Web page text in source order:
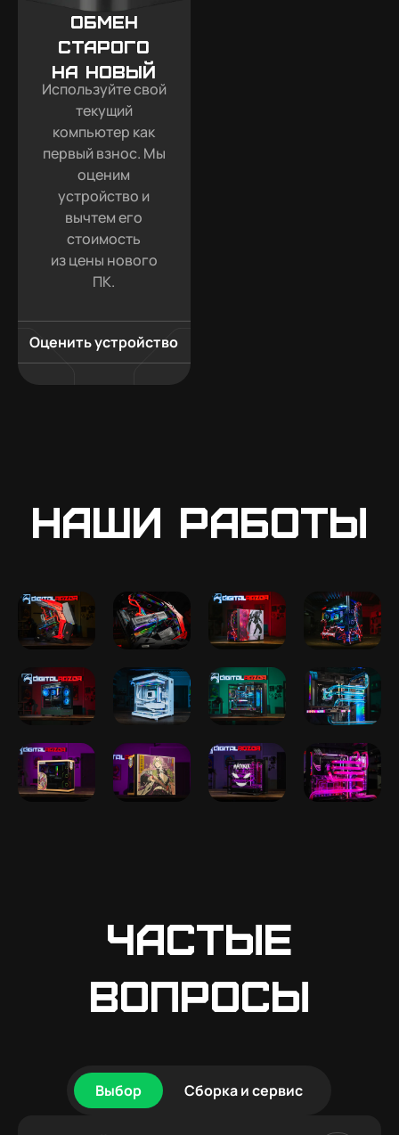
Обмен
старого
на новый
Используйте свой
текущий
компьютер как
первый взнос. Мы
оценим
устройство и
вычтем его
стоимость
из цены нового
ПК.
Оценить устройство
Наши работы
Частые
вопросы
Выбор Сборка и сервис